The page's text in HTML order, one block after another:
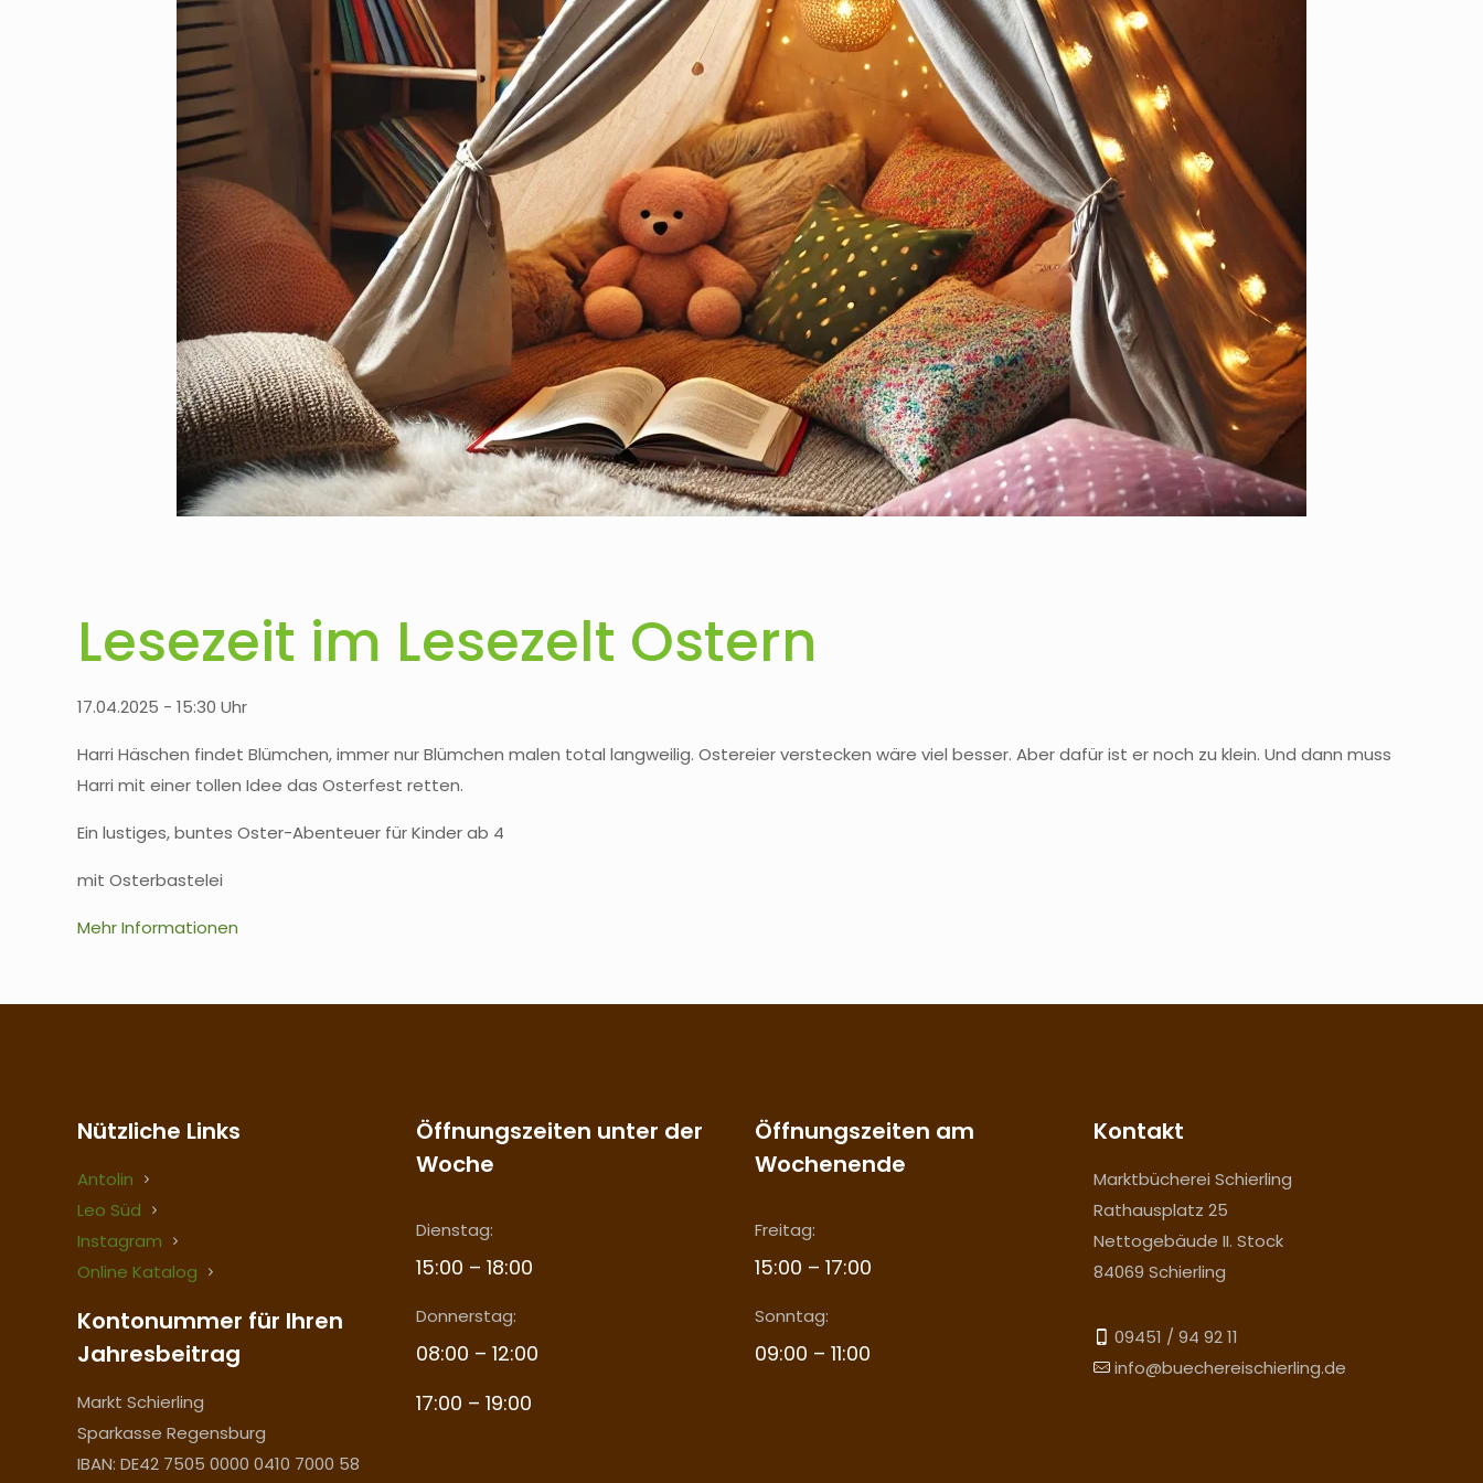
Lesezeit im Lesezelt Ostern
17.04.2025 - 15:30 Uhr
Harri Häschen findet Blümchen, immer nur Blümchen malen total langweilig. Ostereier verstecken wäre viel besser. Aber dafür ist er noch zu klein. Und dann muss
Harri mit einer tollen Idee das Osterfest retten.
Ein lustiges, buntes Oster-Abenteuer für Kinder ab 4
mit Osterbastelei
Mehr Informationen
Nützliche Links
Antolin
Leo Süd
Instagram
Online Katalog
Kontonummer für Ihren
Jahresbeitrag
Markt Schierling
Sparkasse Regensburg
IBAN: DE42 7505 0000 0410 7000 58
Öffnungszeiten unter der
Woche
Dienstag:
15:00 – 18:00
Donnerstag:
08:00 – 12:00
17:00 – 19:00
Öffnungszeiten am
Wochenende
Freitag:
15:00 – 17:00
Sonntag:
09:00 – 11:00
Kontakt
Marktbücherei Schierling
Rathausplatz 25
Nettogebäude II. Stock
84069 Schierling
09451 / 94 92 11
info@buechereischierling.de